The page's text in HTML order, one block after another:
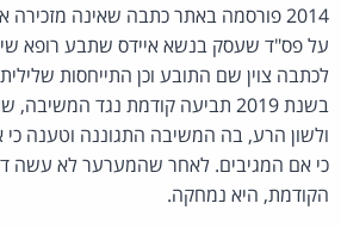
2014 פורסמה באתר כתבה שאינה
על פס"ד שעסק בנשא איידס שתבע רופא
לכתבה צוין שם התובע וכן התייחסות
בשנת 2019 תביעה קודמת נגד
ולשון הרע, בה המשיבה התגוננה וטענה כי
כי אם המגיבים. לאחר שהמערער לא עשה
הקודמת, היא נמחקה.